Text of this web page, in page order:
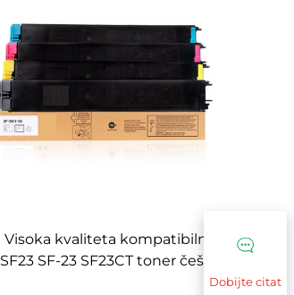
Visoka kvaliteta kompatibilna
SF23 SF-23 SF23CT toner češalj
za Sharp SF-S311NC SF-S261NCDobijte citat